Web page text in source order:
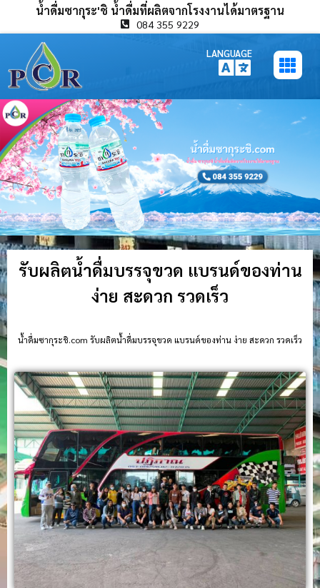
น้ำดื่มซากุระ'ชิ น้ำดื่มที่ผลิตจากโรงงานได้มาตรฐาน
084 355 9229
LANGUAGE
รับผลิตน้ำดื่มบรรจุขวด แบรนด์ของท่าน
ง่าย สะดวก รวดเร็ว
น้ําดื่มซากุระชิ.com รับผลิตน้ำดื่มบรรจุขวด แบรนด์ของท่าน ง่าย สะดวก รวดเร็ว